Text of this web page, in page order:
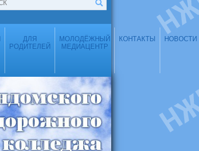
ДЛЯ
РОДИТЕЛЕЙ
МОЛОДЁЖНЫЙ
МЕДИАЦЕНТР
КОНТАКТЫ НОВОСТИ